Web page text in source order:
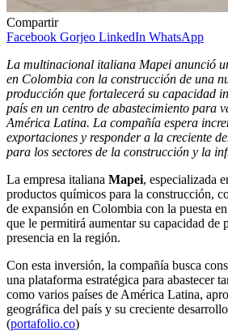
Compartir
Facebook Gorjeo LinkedIn WhatsApp
La multinacional italiana Mapei anunció
en Colombia con la construcción de una
producción que fortalecerá su capacidad
país en un centro de abastecimiento para
América Latina. La compañía espera
exportaciones y responder a la creciente
para los sectores de la construcción y la
La empresa italiana Mapei, especializada
productos químicos para la construcción,
de expansión en Colombia con la puesta
que le permitirá aumentar su capacidad de
presencia en la región.
Con esta inversión, la compañía busca
una plataforma estratégica para abastecer
como varios países de América Latina,
geográfica del país y su creciente
(portafolio.co)